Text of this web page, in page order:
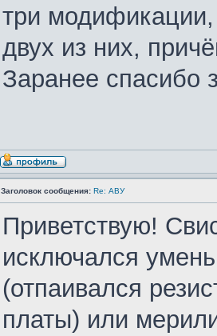
три
двух из них,
Заранее спасибо
Заголовок сообщения: Re: АВУ
Приветствую!
исключался
(отпаивался
платы) или